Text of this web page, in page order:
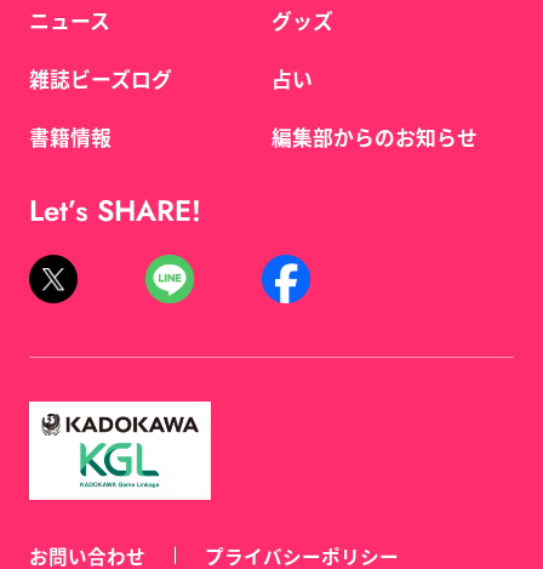
ニュース
雑誌ビーズログ
書籍情報
グッズ
占い
編集部からのお知らせ
Let’s SHARE!
お問い合わせ プライバシーポリシー